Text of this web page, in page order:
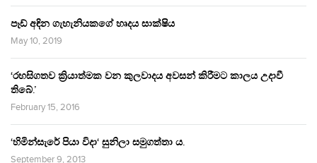
පෑඩ් අඳින ගැහැනියකගේ හෘදය සාක්ෂිය
May 10, 2019
‘රහසිගතව ක්‍රියාත්මක වන කුලවාදය අවසන් කිරීමට කාලය උදාවී
තිබේ.’
February 15, 2016
‘හිමින්සැරේ පියා විදා‘ සුනිලා සමුගත්තා ය.
September 9, 2013